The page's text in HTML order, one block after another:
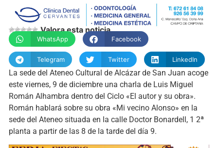
Valora esta noticia
WhatsApp Facebook
Telegram Twitter LinkedIn
La sede del Ateneo Cultural de Alcázar de San Juan acoge
este viernes, 9 de diciembre una charla de Luis Miguel
Román Alhambra dentro del Ciclo «El autor y su obra».
Román hablará sobre su obra «Mi vecino Alonso» en la
sede del Ateneo situada en la calle Doctor Bonardell, 1 2ª
planta a partir de las 8 de la tarde del día 9.